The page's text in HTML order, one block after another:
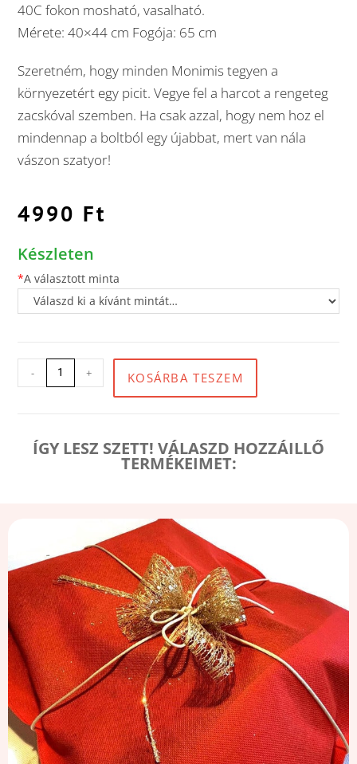
40C fokon mosható, vasalható.
Mérete: 40×44 cm Fogója: 65 cm
Szeretném, hogy minden Monimis tegyen a
környezetért egy picit. Vegye fel a harcot a rengeteg
zacskóval szemben. Ha csak azzal, hogy nem hoz el
mindennap a boltból egy újabbat, mert van nála
vászon szatyor!
4990 Ft
Készleten
*A választott minta
- + KOSÁRBA TESZEM
ÍGY LESZ SZETT! VÁLASZD HOZZÁILLŐ
TERMÉKEIMET: